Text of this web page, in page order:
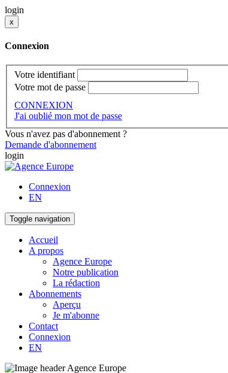
login
x
Connexion
Votre identifiant
Votre mot de passe
CONNEXION
J'ai oublié mon mot de passe
Vous n'avez pas d'abonnement ?
Demande d'abonnement
login
Connexion
EN
Toggle navigation
Accueil
A propos
Agence Europe
Notre publication
La rédaction
Abonnements
Aperçu
Je m'abonne
Contact
Connexion
EN